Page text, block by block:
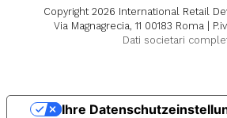
Copyright 2026 International Retail
Via Magnagrecia, 11 00183 Roma |
Dati societari
Ihre